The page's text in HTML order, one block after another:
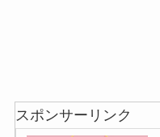
スポンサーリンク